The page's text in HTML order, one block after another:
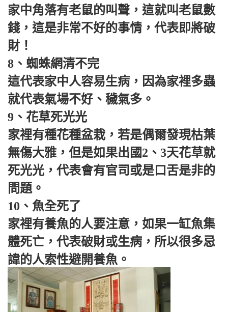
家中角落有老鼠的叫聲，這就叫老鼠數
錢，這是非常不好的事情，代表即將破
財！
8、蜘蛛網清不完
這代表家中人容易生病，因為家裡多蟲
就代表氣場不好、穢氣多。
9、花草死光光
家裡有種花種盆栽，若是偶爾發現枯葉
無傷大雅，但是如果出國2、3天花草就
死光光，代表會有官司或是口舌是非的
問題。
10、魚全死了
家裡有養魚的人要注意，如果一缸魚集
體死亡，代表破財或生病，所以很多忌
諱的人索性避開養魚。